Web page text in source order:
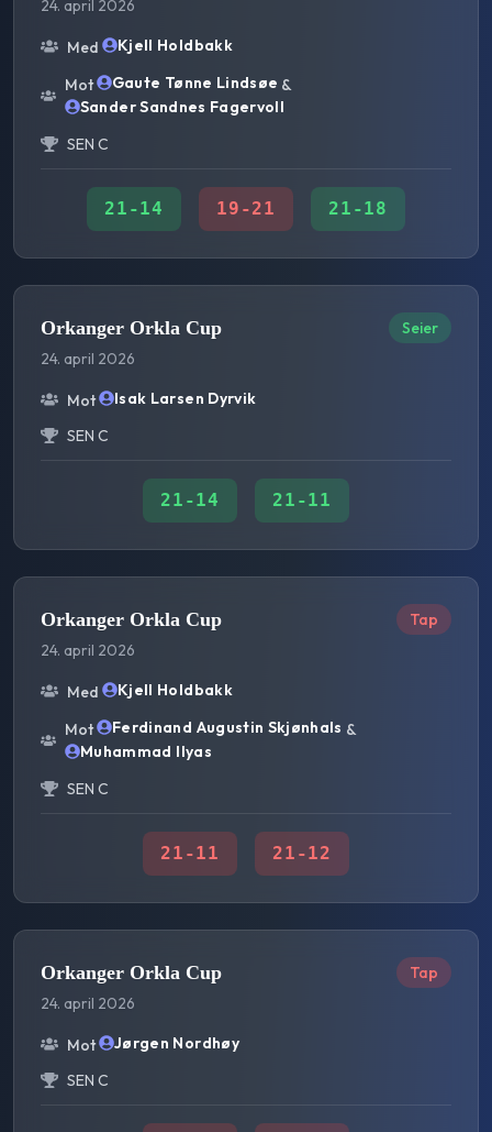
24. april 2026
Med
Kjell Holdbakk
Mot
Gaute Tønne Lindsøe &
Sander Sandnes Fagervoll
SEN C
21 -14 19 -21 21 -18
Orkanger Orkla Cup
24. april 2026
Seier
Mot
Isak Larsen Dyrvik
SEN C
21 -14 21 -11
Orkanger Orkla Cup
24. april 2026
Tap
Med
Kjell Holdbakk
Mot
Ferdinand Augustin Skjønhals &
Muhammad Ilyas
SEN C
21 -11 21 -12
Orkanger Orkla Cup
24. april 2026
Tap
Mot
Jørgen Nordhøy
SEN C